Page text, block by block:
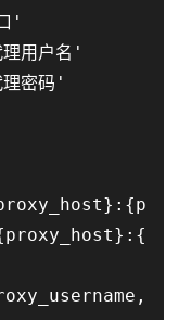
'
用户名'
密码'